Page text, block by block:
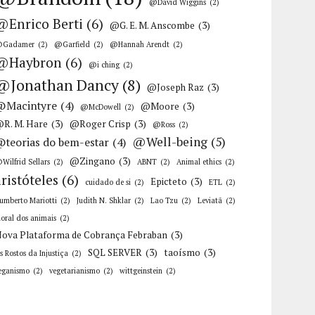
@David Wiggins (2)
Berti (6) @G. E. M. Anscombe (3)
(2) @Garfield (2) @Hannah Arendt (2)
(6) @i ching (2)
Dancy (8) @Joseph Raz (3)
(4) @McDowell (2) @Moore (3)
M. Hare (3) @Roger Crisp (3) @Ross (2)
do bem-estar (4) @Well-being (5)
Sellars (2) @Zingano (3) ABNT (2) Animal ethics (2)
(6) cuidado de si (2) Epicteto (3) ETL (2)
Mariotti (2) Judith N. Shklar (2) Lao Tzu (2) Leviatã (2)
dos animais (2)
Plataforma de Cobrança Febraban (3)
Rostos da Injustiça (2) SQL SERVER (3) taoísmo (3)
(2) vegetarianismo (2) wittgeinstein (2)